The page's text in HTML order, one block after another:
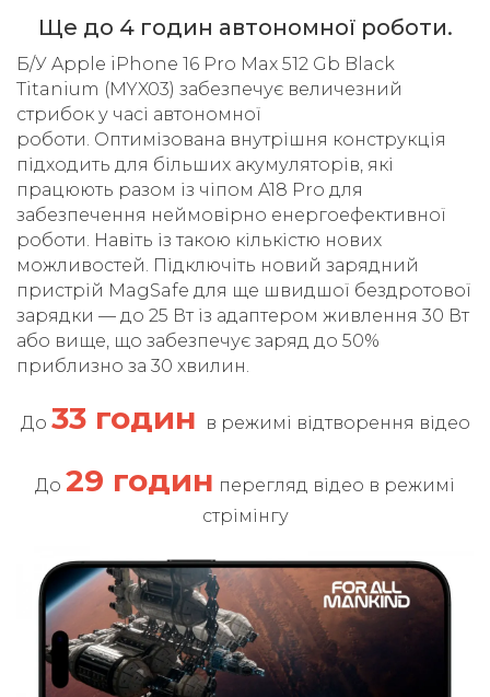
Ще до 4 годин автономної роботи.
Б/У Apple iPhone 16 Pro Max 512 Gb Black
Titanium (MYX03) забезпечує величезний
стрибок у часі автономної
роботи. Оптимізована внутрішня конструкція
підходить для більших акумуляторів, які
працюють разом із чіпом A18 Pro для
забезпечення неймовірно енергоефективної
роботи. Навіть із такою кількістю нових
можливостей. Підключіть новий зарядний
пристрій MagSafe для ще швидшої бездротової
зарядки — до 25 Вт із адаптером живлення 30 Вт
або вище, що забезпечує заряд до 50%
приблизно за 30 хвилин.
До 33 годин в режимі відтворення відео
До 29 годин перегляд відео в режимі
стрімінгу